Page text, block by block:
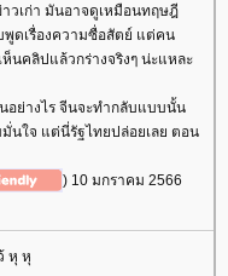
วเก่า มันอาจดูเหมือนทฤษฎี
ดเรื่องความซื่อสัตย์ แต่คน
ห็นคลิปแล้วกร่างจริงๆ น่ะแหละ
อย่างไร จีนจะทำกลับแบบนั้น
มั่นใจ แต่นี่รัฐไทยปล่อยเลย ตอน
) 10 มกราคม 2566
หุ หุ